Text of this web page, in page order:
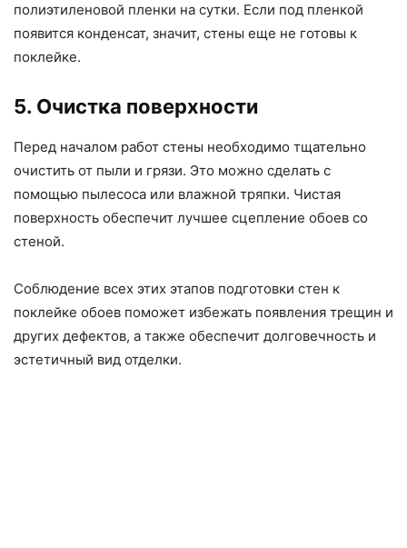
полиэтиленовой пленки на сутки. Если под пленкой
появится конденсат, значит, стены еще не готовы к
поклейке.
5. Очистка поверхности
Перед началом работ стены необходимо тщательно
очистить от пыли и грязи. Это можно сделать с
помощью пылесоса или влажной тряпки. Чистая
поверхность обеспечит лучшее сцепление обоев со
стеной.
Соблюдение всех этих этапов подготовки стен к
поклейке обоев поможет избежать появления трещин и
других дефектов, а также обеспечит долговечность и
эстетичный вид отделки.